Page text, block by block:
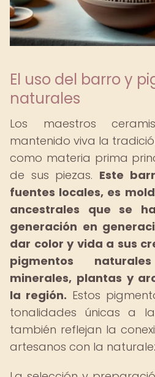
El uso del barro y
naturales
Los maestros
mantenido viva la
como materia prima
de sus piezas. Este
fuentes locales, es
ancestrales que se
generación en
dar color y vida a sus
pigmentos
minerales, plantas y
la región. Estos
tonalidades únicas a
también reflejan la
artesanos con la